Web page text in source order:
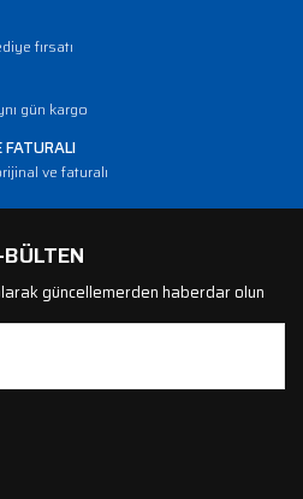
fırsatı
gün kargo
FATURALI
ve faturalı
güncellemerden haberdar olun